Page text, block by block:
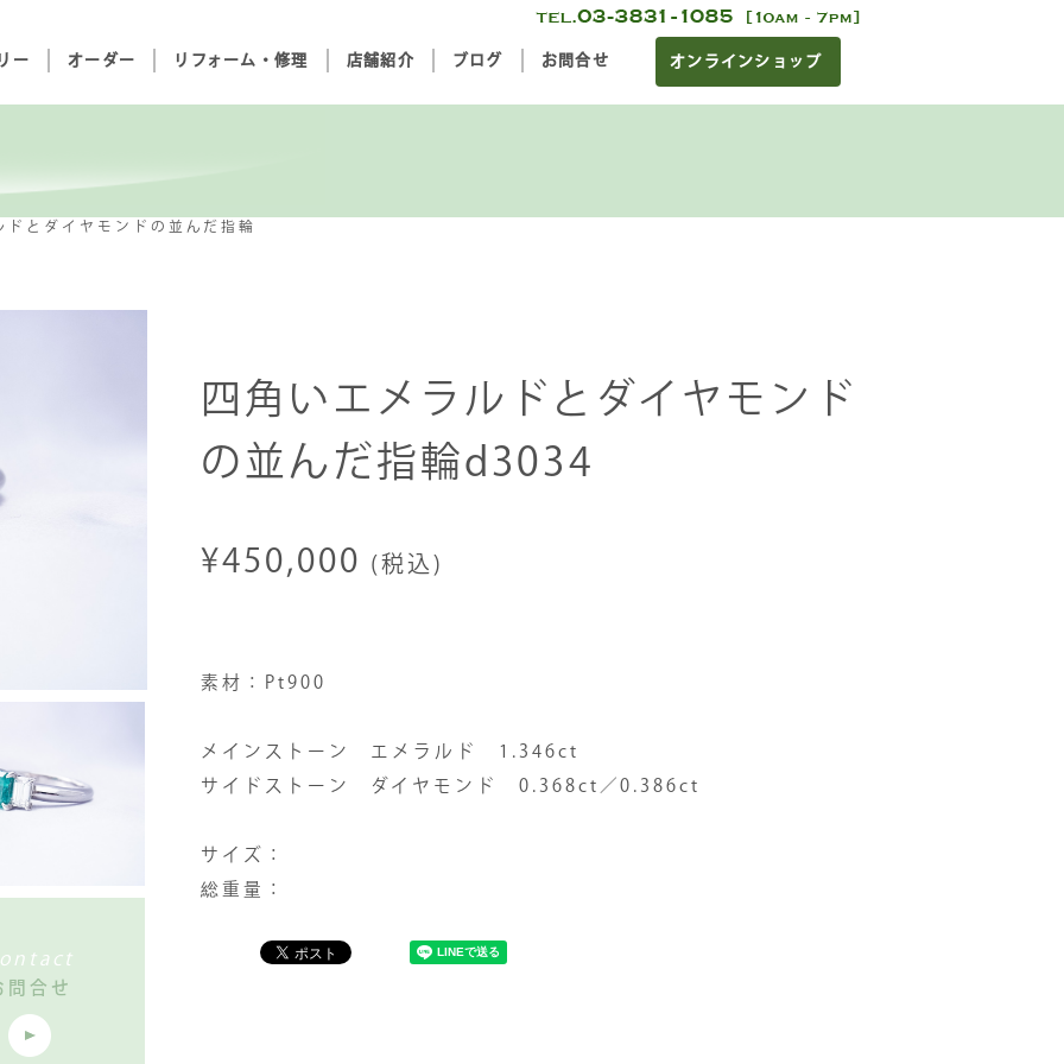
ー オーダー リフォーム・修理 店舗紹介 ブログ お問合せ オンラインショップ
ドとダイヤモンドの並んだ指輪
四角いエメラルドとダイヤモンド
の並んだ指輪d3034
¥450,000 (税込)
素材：Pt900
メインストーン エメラルド 1.346ct
サイドストーン ダイヤモンド 0.368ct／0.386ct
サイズ：
総重量：
問合せ